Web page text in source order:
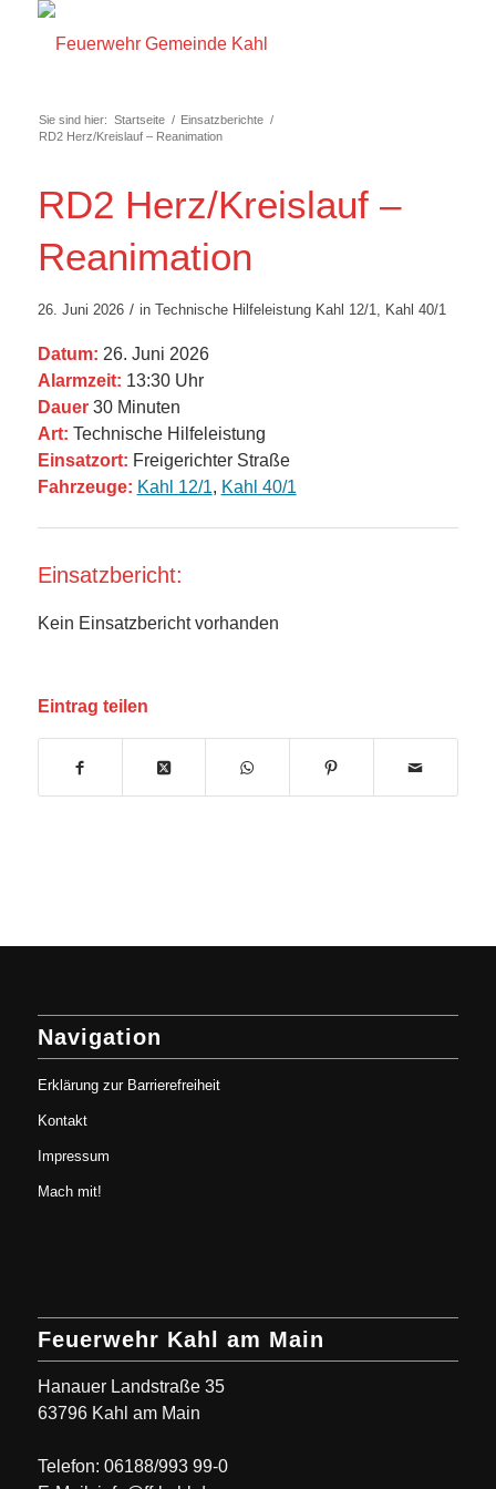
Sie sind hier: Startseite / Einsatzberichte /
RD2 Herz/Kreislauf – Reanimation
RD2 Herz/Kreislauf –
Reanimation
26. Juni 2026 / in Technische Hilfeleistung Kahl 12/1, Kahl 40/1
Datum: 26. Juni 2026
Alarmzeit: 13:30 Uhr
Dauer30 Minuten
Art: Technische Hilfeleistung
Einsatzort: Freigerichter Straße
Fahrzeuge: Kahl 12/1, Kahl 40/1
Einsatzbericht:
Kein Einsatzbericht vorhanden
Eintrag teilen
Navigation
Erklärung zur Barrierefreiheit
Kontakt
Impressum
Mach mit!
Feuerwehr Kahl am Main
Hanauer Landstraße 35
63796 Kahl am Main
Telefon: 06188/993 99-0